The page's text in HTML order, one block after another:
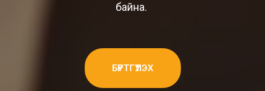
байна.
БҮРТГҮҮЛЭХ